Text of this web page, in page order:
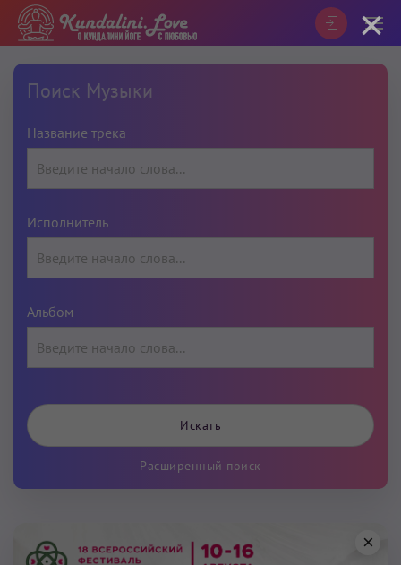
Поиск Музыки
Название трека
Исполнитель
Альбом
Расширенный поиск
×
×